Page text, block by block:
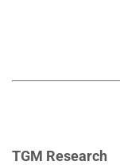
TGM Research